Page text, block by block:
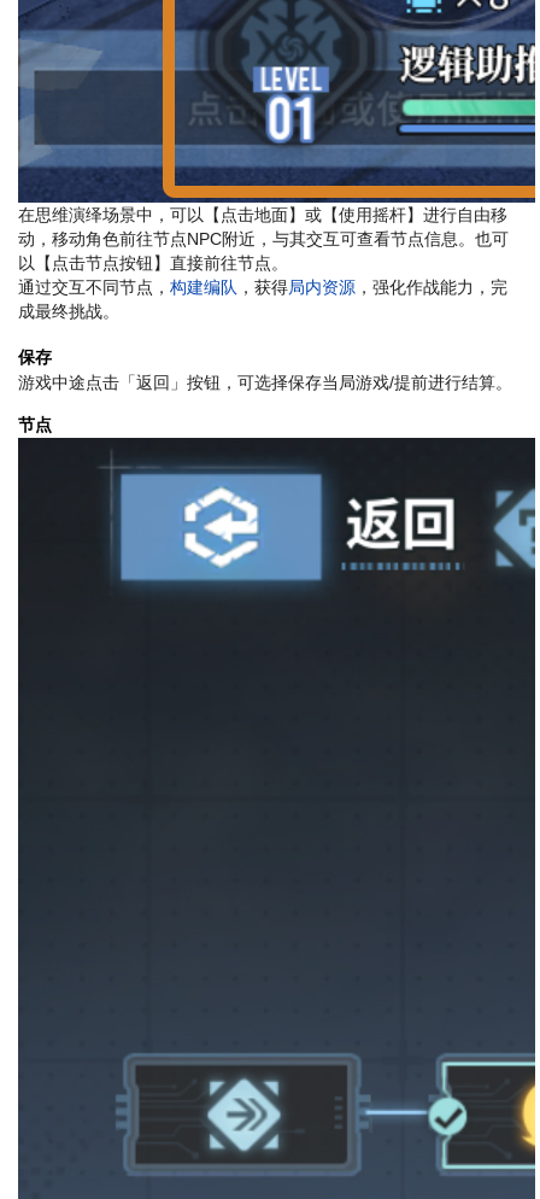
在思维演绎场景中，可以【点击地面】或【使用摇杆】进行自由移
动，移动角色前往节点NPC附近，与其交互可查看节点信息。也可
以【点击节点按钮】直接前往节点。
通过交互不同节点， 构建编队 ，获得局内资源 ，强化作战能力，完
成最终挑战。
保存
游戏中途点击「返回」按钮，可选择保存当局游戏/提前进行结算。
节点